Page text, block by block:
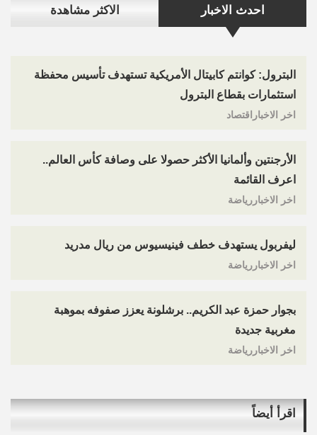
احدث الاخبار الاكثر مشاهدة
البترول: كوانتم كابيتال الأمريكية تستهدف تأسيس محفظة
استثمارات بقطاع البترول
اخر الاخباراقتصاد
الأرجنتين وألمانيا الأكثر حصولا على وصافة كأس العالم..
اعرف القائمة
اخر الاخباررياضة
ليفربول يستهدف خطف فينيسيوس من ريال مدريد
اخر الاخباررياضة
بجوار حمزة عبد الكريم.. برشلونة يعزز صفوفه بموهبة
مغربية جديدة
اخر الاخباررياضة
اقرأ أيضاً